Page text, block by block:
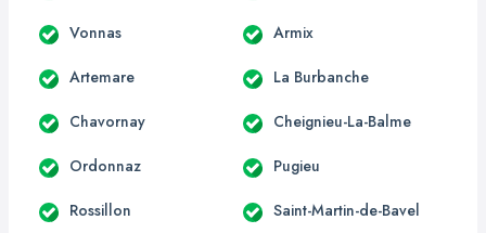
Vonnas Armix
Artemare La Burbanche
Chavornay Cheignieu-La-Balme
Ordonnaz Pugieu
Rossillon Saint-Martin-de-Bavel